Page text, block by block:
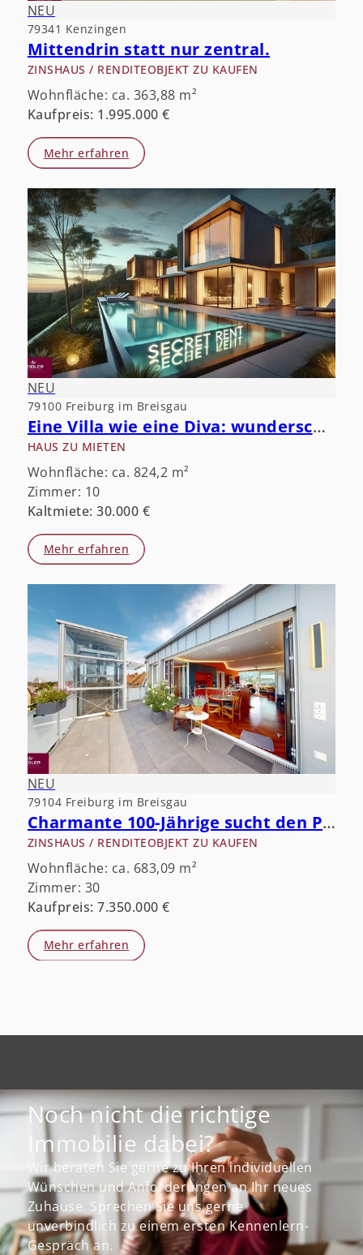
NEU
79341 Kenzingen
Mittendrin statt nur zentral.
ZINSHAUS / RENDITEOBJEKT ZU KAUFEN
Wohnfläche: ca. 363,88 m²
Kaufpreis: 1.995.000 €
Mehr erfahren
NEU
79100 Freiburg im Breisgau
Eine Villa wie eine Diva: wunderschön, aber öffentlichkeitsscheu.
HAUS ZU MIETEN
Wohnfläche: ca. 824,2 m²
Zimmer: 10
Kaltmiete: 30.000 €
Mehr erfahren
NEU
79104 Freiburg im Breisgau
Charmante 100-Jährige sucht den Partner fürs Leben.
ZINSHAUS / RENDITEOBJEKT ZU KAUFEN
Wohnfläche: ca. 683,09 m²
Zimmer: 30
Kaufpreis: 7.350.000 €
Mehr erfahren
Noch nicht die richtige
Immobilie dabei?
Wir beraten Sie gerne zu Ihren individuellen
Wünschen und Anforderungen an Ihr neues
Zuhause. Sprechen Sie uns gerne
unverbindlich zu einem ersten Kennenlern-
Gespräch an.